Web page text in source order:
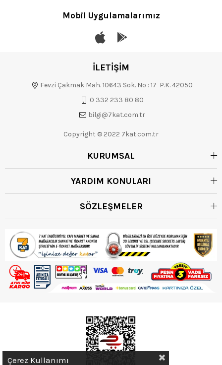
Mobil Uygulamalarımız
İLETİŞİM
Fevzi Çakmak Mah. 10643 Sok. No : 17 P.K. 42050
0 332 233 80 80
bilgi@7kat.com.tr
Copyright © 2022 7kat.com.tr
KURUMSAL
YARDIM KONULARI
SÖZLEŞMELER
Çerez Kullanımı